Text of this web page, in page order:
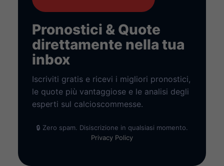
Pronostici & Quote
direttamente nella tua
inbox
Iscriviti gratis e ricevi i migliori pronostici,
le quote più vantaggiose e le analisi degli
esperti sul calcioscommesse.
🔒 Zero spam. Disiscrizione in qualsiasi momento.
Privacy Policy